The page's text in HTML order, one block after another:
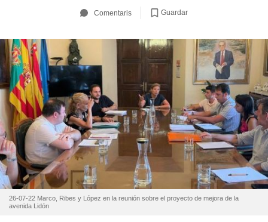
Comentaris Guardar
26-07-22 Marco, Ribes y López en la reunión sobre el proyecto de mejora de la
avenida Lidón